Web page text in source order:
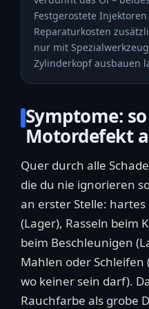
Festgerostete
Reparaturkosten
nur mit
Zylinderkopf ausbauen
Symptome:
Motordefekt
Quer durch alle
die du nie ignorieren
an erster Stelle:
(Lager), Rasseln beim
beim Beschleunigen
Mahlen oder
wo keiner sein darf).
Rauchfarbe als grobe